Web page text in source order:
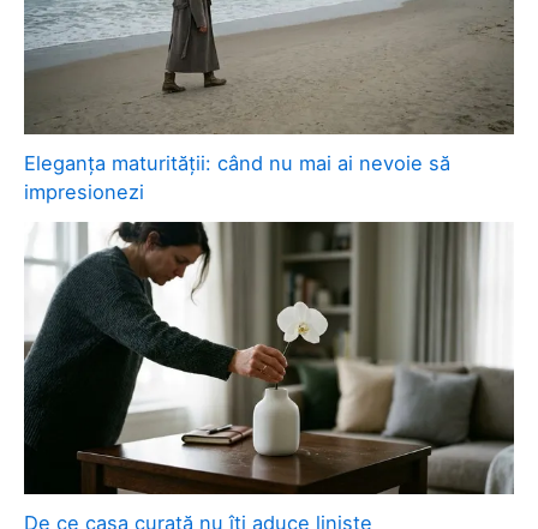
Eleganța maturității: când nu mai ai nevoie să
impresionezi
De ce casa curată nu îți aduce liniște